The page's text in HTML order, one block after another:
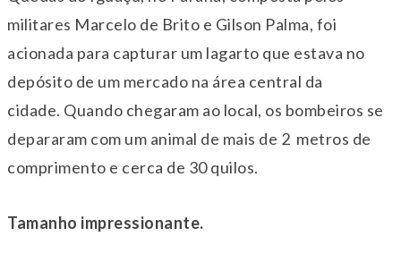
militares Marcelo de Brito e Gilson Palma, foi
acionada para capturar um lagarto que estava no
depósito de um mercado na área central da
cidade. Quando chegaram ao local, os bombeiros se
depararam com um animal de mais de 2 metros de
comprimento e cerca de 30 quilos.
Tamanho impressionante.